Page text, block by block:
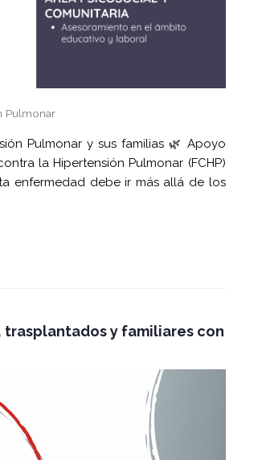
Pulmonar
Pulmonar y sus familias 🌿 Apoyo
la Hipertensión Pulmonar (FCHP)
enfermedad debe ir más allá de los
trasplantados y familiares con